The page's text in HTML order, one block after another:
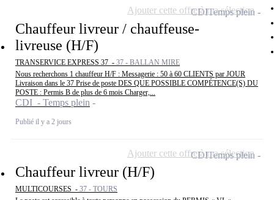
Chauffeur livreur / chauffeuse-
livreuse (H/F)
TRANSERVICE EXPRESS 37 - 37 - BALLAN MIRE
Nous recherchons 1 chauffeur H/F : Messagerie : 50 à 60 CLIENTS par JOUR
Livraison dans le 37 Prise de poste DES QUE POSSIBLE COMPÉTENCE(S) DU
POSTE : Permis B de plus de 6 mois Charger,...
CDI - Temps plein
Publié il y a 2 jours
CDITemps plein
Ajouter cette offre à ma sélection
Chauffeur livreur (H/F)
MULTICOURSES - 37 - TOURS
CDITemps plein
Ajouter cette offre à ma sélection